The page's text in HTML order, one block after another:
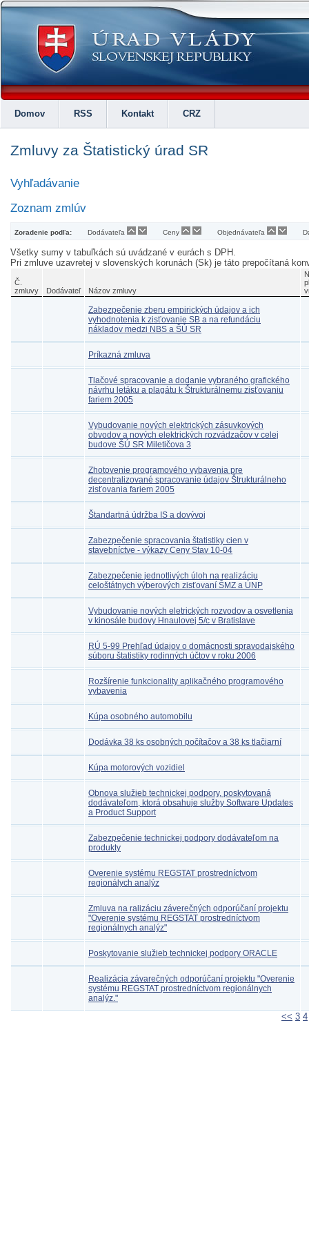
Domov RSS Kontakt CRZ
Zmluvy za Štatistický úrad SR
Vyhľadávanie
Zoznam zmlúv
Zoradenie podľa: Dodávateľa Ceny Objednávateľa
Všetky sumy v tabuľkách sú uvádzané v eurách s DPH.
Pri zmluve uzavretej v slovenských korunách (Sk) je táto prepočítaná
Č.
zmluvy
Dodávateľ Názov zmluvy
Zabezpečenie zberu empirických údajov a ich
vyhodnotenia k zisťovanie SB a na refundáciu
nákladov medzi NBS a ŠÚ SR
Príkazná zmluva
Tlačové spracovanie a dodanie vybraného grafického
návrhu letáku a plagátu k Štrukturálnemu zisťovaniu
fariem 2005
Vybudovanie nových elektrických zásuvkových
obvodov a nových elektrických rozvádzačov v celej
budove ŠÚ SR Miletičova 3
Zhotovenie programového vybavenia pre
decentralizované spracovanie údajov Štrukturálneho
zisťovania fariem 2005
Štandartná údržba IS a dovývoj
Zabezpečenie spracovania štatistiky cien v
stavebníctve - výkazy Ceny Stav 10-04
Zabezpečenie jednotlivých úloh na realizáciu
celoštátnych výberových zisťovaní ŠMZ a ÚNP
Vybudovanie nových eletrických rozvodov a osvetlenia
v kinosále budovy Hnaulovej 5/c v Bratislave
RÚ 5-99 Prehľad údajov o domácnosti spravodajského
súboru štatistiky rodinných účtov v roku 2006
Rozšírenie funkcionality aplikačného programového
vybavenia
Kúpa osobného automobilu
Dodávka 38 ks osobných počítačov a 38 ks tlačiarní
Kúpa motorových vozidiel
Obnova služieb technickej podpory, poskytovaná
dodávateľom, ktorá obsahuje služby Software Updates
a Product Support
Zabezpečenie technickej podpory dodávateľom na
produkty
Overenie systému REGSTAT prostredníctvom
regionálych analýz
Zmluva na ralizáciu záverečných odporúčaní projektu
"Overenie systému REGSTAT prostredníctvom
regionálnych analýz"
Poskytovanie služieb technickej podpory ORACLE
Realizácia závarečných odporúčaní projektu "Overenie
systému REGSTAT prostredníctvom regionálnych
analýz."
<< 3 4